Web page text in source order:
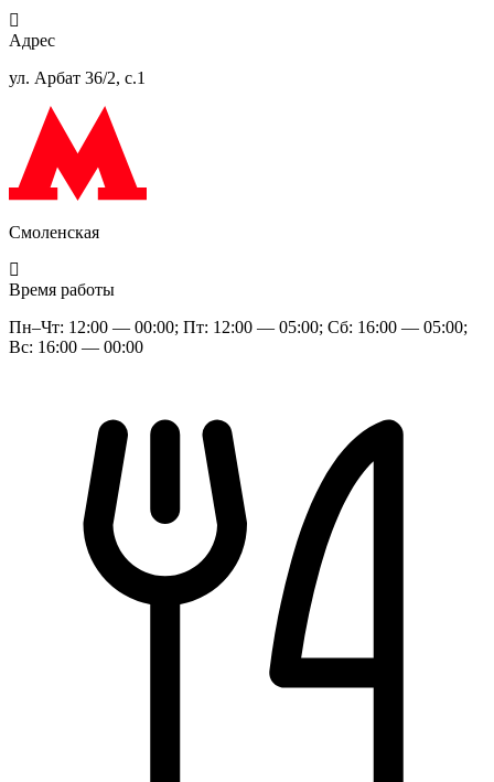
Адрес
ул. Арбат 36/2, с.1
Смоленская
Время работы
Пн–Чт: 12:00 — 00:00; Пт: 12:00 — 05:00; Сб: 16:00 — 05:00;
Вс: 16:00 — 00:00